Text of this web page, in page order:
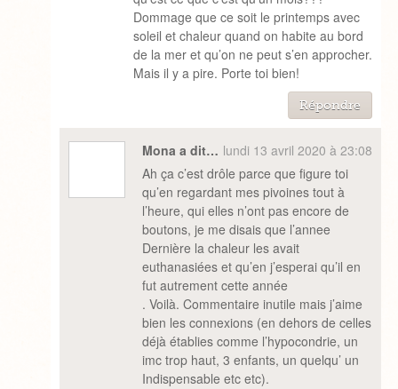
Dommage que ce soit le printemps avec
soleil et chaleur quand on habite au bord
de la mer et qu’on ne peut s’en approcher.
Mais il y a pire. Porte toi bien!
Répondre
Mona a dit… lundi 13 avril 2020 à 23:08
Ah ça c’est drôle parce que figure toi
qu’en regardant mes pivoines tout à
l’heure, qui elles n’ont pas encore de
boutons, je me disais que l’annee
Dernière la chaleur les avait
euthanasiées et qu’en j’esperai qu’il en
fut autrement cette année
. Voilà. Commentaire inutile mais j’aime
bien les connexions (en dehors de celles
déjà établies comme l’hypocondrie, un
imc trop haut, 3 enfants, un quelqu’ un
Indispensable etc etc).